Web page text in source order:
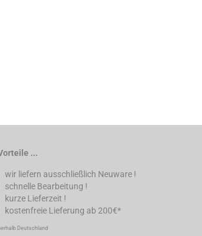
...
wir liefern ausschließlich Neuware !
schnelle Bearbeitung !
kurze Lieferzeit !
kostenfreie Lieferung ab 200€*
Deutschland